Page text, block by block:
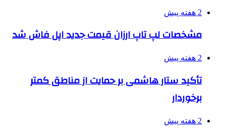
2 هفته پیش
مشخصات لپ تاپ ارزان قیمت جدید اپل فاش شد
2 هفته پیش
تأکید ستار هاشمی بر حمایت از مناطق کمتر
برخوردار
2 هفته پیش